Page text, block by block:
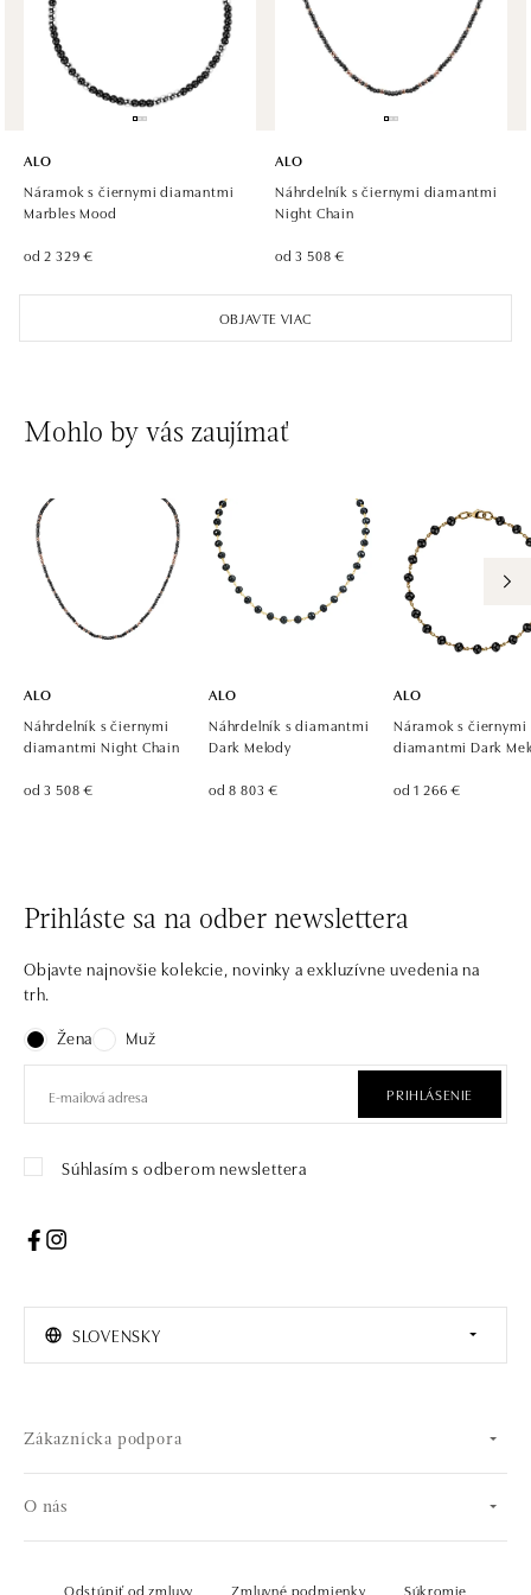
dnes otvorené do 21:00
OBJAVTE VIAC
ALO
Náramok s čiernymi diamantmi
Marbles Mood
od 2 329 €
ALO
Náhrdelník s čiernymi diamantmi
Night Chain
od 3 508 €
Mohlo by vás zaujímať
ALO
Náhrdelník s čiernymi
diamantmi Night Chain
od 3 508 €
ALO
Náhrdelník s diamantmi
Dark Melody
od 8 803 €
ALO
Náramok s čiernymi
diamantmi Dark
od 1 266 €
Prihláste sa na odber newslettera
Objavte najnovšie kolekcie, novinky a exkluzívne uvedenia na
trh.
Žena
Muž
PRIHLÁSENIE
Súhlasím s odberom newslettera
SLOVENSKY
Zákaznícka podpora
O nás
Odstúpiť od zmluvy Zmluvné podmienky Súkromie